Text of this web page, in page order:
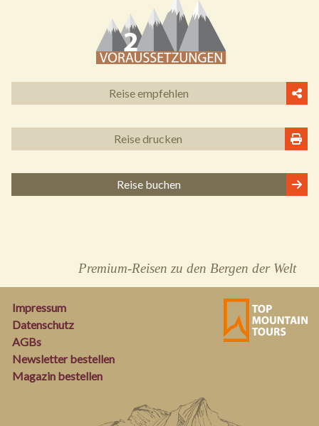
Reise empfehlen
Reise drucken
Reise buchen
Premium-Reisen zu den Bergen der Welt
Impressum
Datenschutz
AGBs
Newsletter bestellen
Magazin bestellen